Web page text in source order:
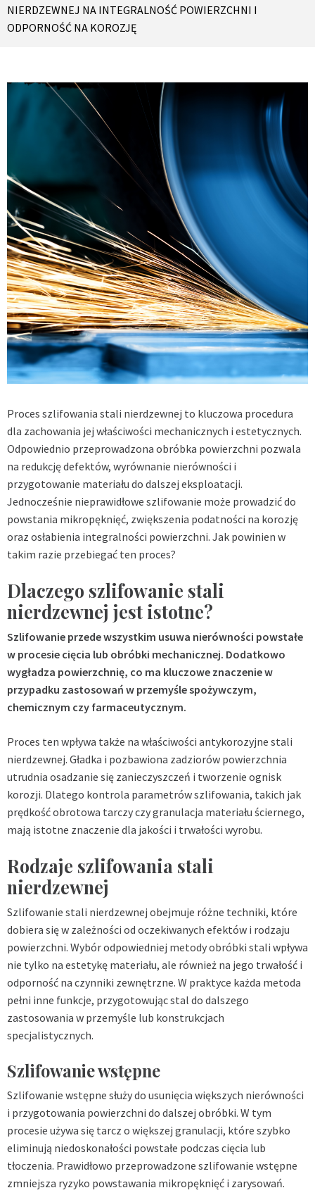
NIERDZEWNEJ NA INTEGRALNOŚĆ POWIERZCHNI I
ODPORNOŚĆ NA KOROZJĘ
Proces szlifowania stali nierdzewnej to kluczowa procedura
dla zachowania jej właściwości mechanicznych i estetycznych.
Odpowiednio przeprowadzona obróbka powierzchni pozwala
na redukcję defektów, wyrównanie nierówności i
przygotowanie materiału do dalszej eksploatacji.
Jednocześnie nieprawidłowe szlifowanie może prowadzić do
powstania mikropęknięć, zwiększenia podatności na korozję
oraz osłabienia integralności powierzchni. Jak powinien w
takim razie przebiegać ten proces?
Dlaczego szlifowanie stali
nierdzewnej jest istotne?
Szlifowanie przede wszystkim usuwa nierówności powstałe
w procesie cięcia lub obróbki mechanicznej. Dodatkowo
wygładza powierzchnię, co ma kluczowe znaczenie w
przypadku zastosowań w przemyśle spożywczym,
chemicznym czy farmaceutycznym.
Proces ten wpływa także na właściwości antykorozyjne stali
nierdzewnej. Gładka i pozbawiona zadziorów powierzchnia
utrudnia osadzanie się zanieczyszczeń i tworzenie ognisk
korozji. Dlatego kontrola parametrów szlifowania, takich jak
prędkość obrotowa tarczy czy granulacja materiału ściernego,
mają istotne znaczenie dla jakości i trwałości wyrobu.
Rodzaje szlifowania stali
nierdzewnej
Szlifowanie stali nierdzewnej obejmuje różne techniki, które
dobiera się w zależności od oczekiwanych efektów i rodzaju
powierzchni. Wybór odpowiedniej metody obróbki stali wpływa
nie tylko na estetykę materiału, ale również na jego trwałość i
odporność na czynniki zewnętrzne. W praktyce każda metoda
pełni inne funkcje, przygotowując stal do dalszego
zastosowania w przemyśle lub konstrukcjach
specjalistycznych.
Szlifowanie wstępne
Szlifowanie wstępne służy do usunięcia większych nierówności
i przygotowania powierzchni do dalszej obróbki. W tym
procesie używa się tarcz o większej granulacji, które szybko
eliminują niedoskonałości powstałe podczas cięcia lub
tłoczenia. Prawidłowo przeprowadzone szlifowanie wstępne
zmniejsza ryzyko powstawania mikropęknięć i zarysowań.